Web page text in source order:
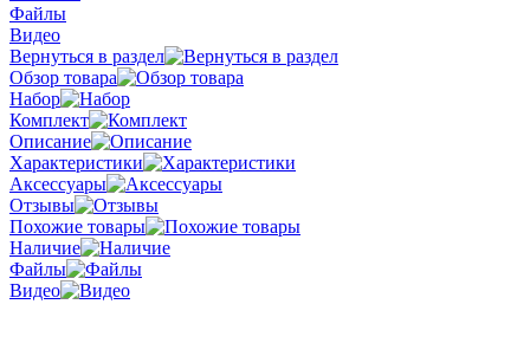
Файлы
Видео
Вернуться в раздел
Обзор товара
Набор
Комплект
Описание
Характеристики
Аксессуары
Отзывы
Похожие товары
Наличие
Файлы
Видео